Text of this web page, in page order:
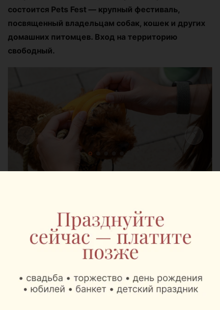
состоится Pets Fest — крупный фестиваль,
посвященный владельцам собак, кошек и других
домашних питомцев. Вход на территорию
свободный.
Шестой год подряд
Pets Fest проводится уже в шестой раз и
традиционно собирает не только хозяев
кому интересна тема зоозащиты и активного
отдыха на природе. В этом сезоне организаторы